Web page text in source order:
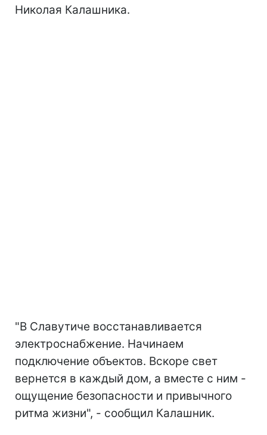
Николая Калашника.
"В Славутиче восстанавливается
электроснабжение. Начинаем
подключение объектов. Вскоре свет
вернется в каждый дом, а вместе с ним -
ощущение безопасности и привычного
ритма жизни", - сообщил Калашник.